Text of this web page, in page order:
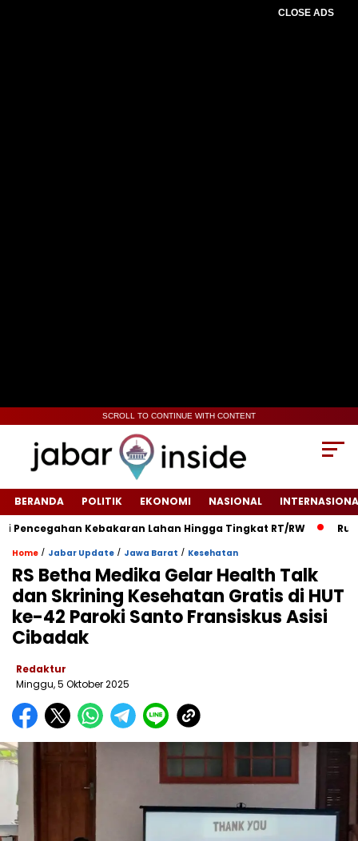
CLOSE ADS
SCROLL TO CONTINUE WITH CONTENT
BERANDA POLITIK EKONOMI NASIONAL
Kebakaran Lahan Hingga Tingkat RT/RW‎
‎Rumah
Home / Jabar Update / Jawa Barat / Kesehatan
‎RS Betha Medika Gelar Health Talk
dan Skrining Kesehatan Gratis di HUT
ke-42 Paroki Santo Fransiskus Asisi
Cibadak‎
Redaktur
Minggu, 5 Oktober 2025